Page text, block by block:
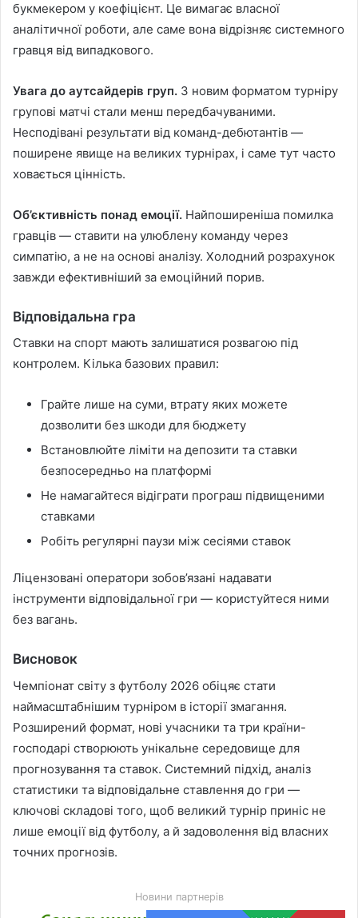
букмекером у коефіцієнт. Це вимагає власної
аналітичної роботи, але саме вона відрізняє системного
гравця від випадкового.
Увага до аутсайдерів груп. З новим форматом турніру
групові матчі стали менш передбачуваними.
Несподівані результати від команд-дебютантів —
поширене явище на великих турнірах, і саме тут часто
ховається цінність.
Об’єктивність понад емоції. Найпоширеніша помилка
гравців — ставити на улюблену команду через
симпатію, а не на основі аналізу. Холодний розрахунок
завжди ефективніший за емоційний порив.
Відповідальна гра
Ставки на спорт мають залишатися розвагою під
контролем. Кілька базових правил:
Грайте лише на суми, втрату яких можете
дозволити без шкоди для бюджету
Встановлюйте ліміти на депозити та ставки
безпосередньо на платформі
Не намагайтеся відіграти програш підвищеними
ставками
Робіть регулярні паузи між сесіями ставок
Ліцензовані оператори зобов’язані надавати
інструменти відповідальної гри — користуйтеся ними
без вагань.
Висновок
Чемпіонат світу з футболу 2026 обіцяє стати
наймасштабнішим турніром в історії змагання.
Розширений формат, нові учасники та три країни-
господарі створюють унікальне середовище для
прогнозування та ставок. Системний підхід, аналіз
статистики та відповідальне ставлення до гри —
ключові складові того, щоб великий турнір приніс не
лише емоції від футболу, а й задоволення від власних
точних прогнозів.
Новини партнерів